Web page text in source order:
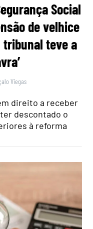
Social
de velhice
teve a
Viegas
direito a receber
descontado o
à reforma